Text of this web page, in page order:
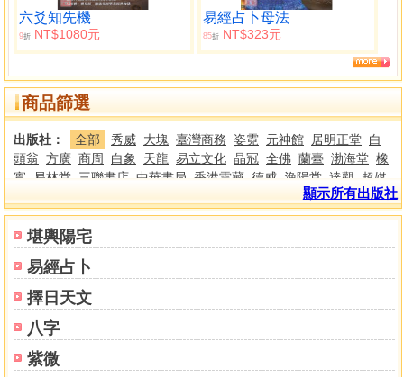
堪輿陽宅
易經占卜
擇日天文
八字
紫微
六爻知先機
9折 NT$1080元
易經占卜母法
85折NT$323元
商品篩選
出版社： 全部 秀威 大塊 臺灣商務 姿霓 元神館 居明正堂 白
頭翁 方廣 商周 白象 天龍 易立文化 晶冠 全佛 蘭臺 渤海堂 橡
實
易林堂 三聯書店 中華書局 香港雷藏 德威 漁陽堂 達觀
超媒
信海 大塊文化 典
藏閣 易鑰 臺灣學生 何老師 麗文 大溢 商務印書館(香港) 趙聞
起
集賢莊命理哲學社
國際 博大 智惠 世界書局 六景彩印 李朝木 中和出版 資本文化
施榮章 宏道文化
化
新視野 宬嘉文化
究所 靛藍 太乙 楊皓然 普林特印刷 天蝎座文創 妙訣堂 華夏 唯
心宗南天文化院
雲龍
翔大 大山
顯示所有出版社